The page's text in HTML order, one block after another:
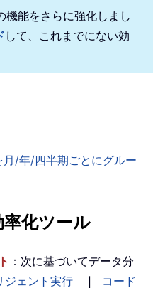
能をさらに強化しまし
して、これまでにない効
/年/四半期ごとにグルー
化ツール
：次に基づいてデータ分
ジェント実行 ｜
コード